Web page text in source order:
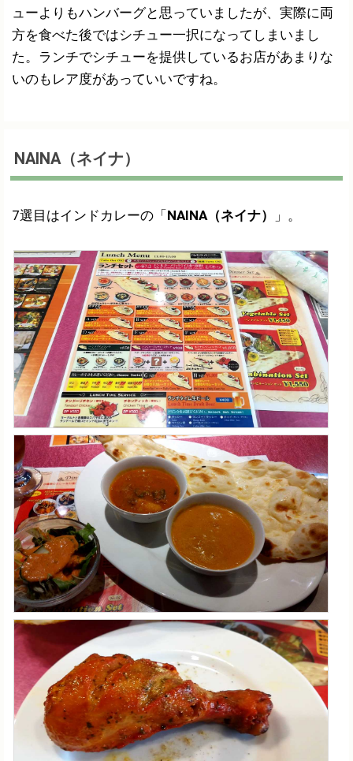
ューよりもハンバーグと思っていましたが、実際に両
方を食べた後ではシチュー一択になってしまいまし
た。ランチでシチューを提供しているお店があまりな
いのもレア度があっていいですね。
NAINA（ネイナ）
7選目はインドカレーの「 NAINA（ネイナ） 」。